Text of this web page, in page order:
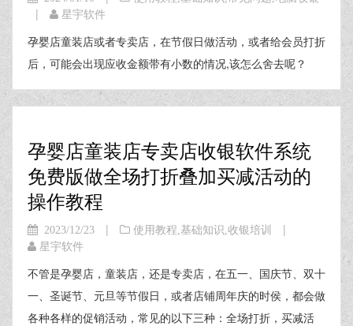
| 星宇软件
孕婴店童装店或者专卖店，在节假日做活动，或者给会员打折
后，可能会出现应收金额带有小数的情况,该怎么舍去呢？
孕婴店童装店专卖店收银软件系统
免费版做全场打折叠加买减活动的
操作教程
2023/12/23 | 使用教程 基础知识 收银培训 |
星宇软件
不管是孕婴店，童装店，还是专卖店，在五一、国庆节、双十
一、圣诞节、元旦等节假日，或者店铺周年庆的时侯，都会做
各种各样的促销活动，常见的以下三种：全场打折，买减活